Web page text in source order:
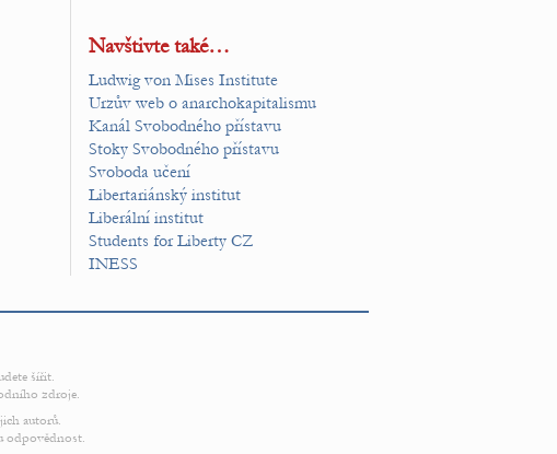
Navštivte také…
Ludwig von Mises Institute
Urzův web o anarchokapitalismu
Kanál Svobodného přístavu
Stoky Svobodného přístavu
Svoboda učení
Libertariánský institut
Liberální institut
Students for Liberty CZ
INESS
šířit.
zdroje.
autorů.
odpovědnost.